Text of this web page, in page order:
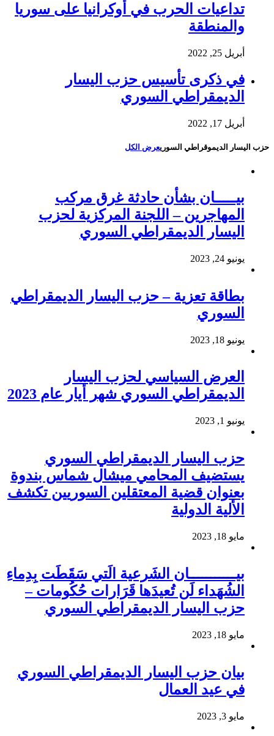
تداعيات الحرب في أوكرانيا على سوريا
والمنطقة
أبريل 25, 2022
في ذكرى تأسيس حزب اليسار
الديمقراطي السوري
أبريل 17, 2022
حزب اليسار الديموقراطي السوريعرض الكل
بيـــــان بشأن حادثة غرق مركب
المهاجرين – اللجنة المركزية لحزب
اليسار الديمقراطي السوري
يونيو 24, 2023
بطاقة تعزية – حزب اليسار الديمقراطي
السوري
يونيو 18, 2023
العرض السياسي لحزب اليسار
الديمقراطي السوري شهر أيار عام 2023
يونيو 1, 2023
حزب اليسار الديمقراطي السوري
يستضيف المحامي ميشال شماس بندوة
بعنوان قضية المعتقلين السوريين تكشف
الألية الدولية
مايو 18, 2023
بيـــــــــــان الشَرعية الَتي سَقَطَت بِدِماءِ
الشُهَداء لَن تُعيدَها قَرَارات حُكُومات –
حزب اليسار الديمقراطي السوري
مايو 18, 2023
بيان حزب اليسار الديمقراطي السوري
في عيد العمال
مايو 3, 2023